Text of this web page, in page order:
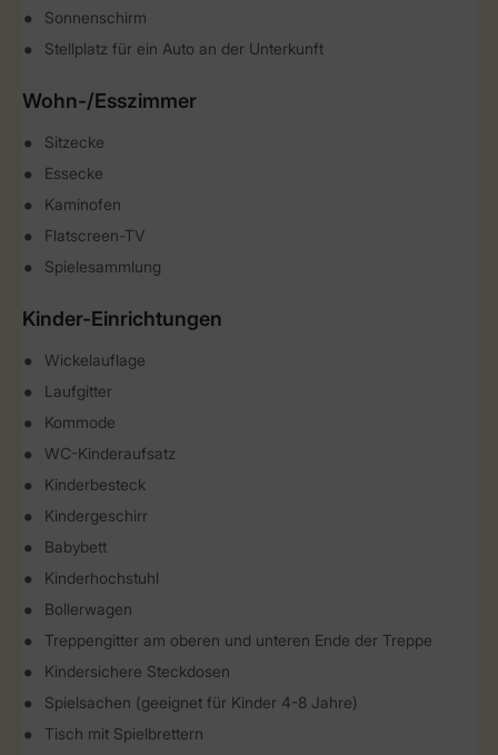
Sonnenschirm
Stellplatz für ein Auto an der Unterkunft
Wohn-/Esszimmer
Sitzecke
Essecke
Kaminofen
Flatscreen-TV
Spielesammlung
Kinder-Einrichtungen
Wickelauflage
Laufgitter
Kommode
WC-Kinderaufsatz
Kinderbesteck
Kindergeschirr
Babybett
Kinderhochstuhl
Bollerwagen
Treppengitter am oberen und unteren Ende der Treppe
Kindersichere Steckdosen
Spielsachen (geeignet für Kinder 4-8 Jahre)
Tisch mit Spielbrettern